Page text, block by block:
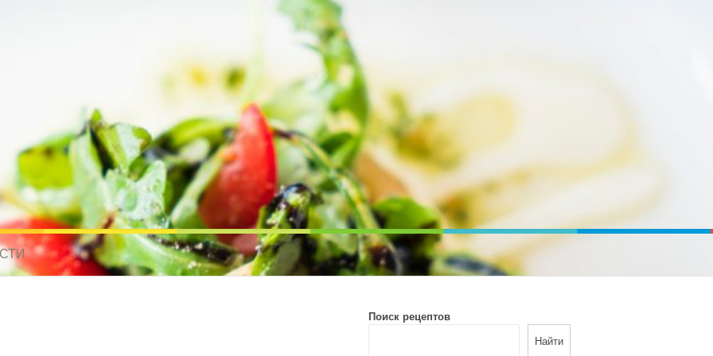
рецепты для всех
РЕЦЕПТЫ ДЛЯ МУЛЬТИВАРКИ. РЕЦЕПТЫ ДЛЯ МИКРОВОЛНОВОЙ ПЕЧИ. ДИЕТИЧЕСКОЕ ПИТАНИЕ
Поиск рецептов
Найти